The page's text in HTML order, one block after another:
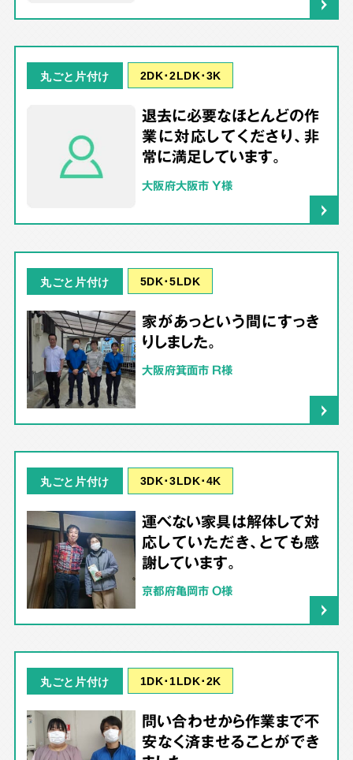
丸ごと片付け 2DK･2LDK･3K
退去に必要なほとんどの作
業に対応してくださり、非
常に満足しています。
大阪府大阪市 Y様
丸ごと片付け 5DK･5LDK
家があっという間にすっき
りしました。
大阪府箕面市 R様
丸ごと片付け 3DK･3LDK･4K
運べない家具は解体して対
応していただき、とても感
謝しています。
京都府亀岡市 O様
丸ごと片付け 1DK･1LDK･2K
問い合わせから作業まで不
安なく済ませることができ